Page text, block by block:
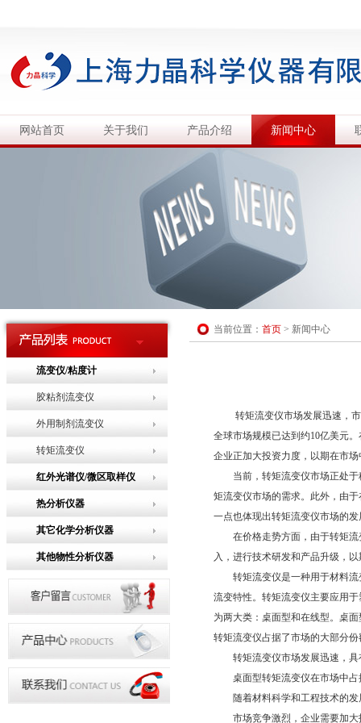
网站首页 关于我们 产品介绍 新闻中心
流变仪/粘度计
胶粘剂流变仪
外用制剂流变仪
转矩流变仪
红外光谱仪/微区取样仪
热分析仪器
其它化学分析仪器
其他物性分析仪器
当前位置： 首页 > 新闻中心
转矩流变仪市场发展迅速，市
全球市场规模已达到约10亿美元
企业正加大投资力度，以期在市
当前，转矩流变仪市场正处于
矩流变仪市场的需求。此外，由
一点也体现出转矩流变仪市场的
在价格走势方面，由于转矩流
入，进行技术研发和产品升级，
转矩流变仪是一种用于材料流
流变特性。转矩流变仪主要应用
为两大类：桌面型和在线型。桌
转矩流变仪占据了市场的大部分
转矩流变仪市场发展迅速，具
桌面型转矩流变仪在市场中占
随着材料科学和工程技术的发
市场竞争激烈，企业需要加大